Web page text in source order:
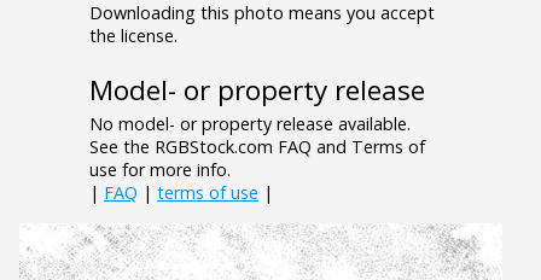
Downloading this photo means you accept
the license.
Model- or property release
No model- or property release available.
See the RGBStock.com FAQ and Terms of
use for more info.
| FAQ | terms of use |